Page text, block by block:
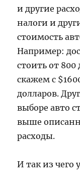
и другие
налоги и
стоимость
Например:
стоить от 800
скажем с
долларов.
выборе авто
выше
расходы.
И так из чего